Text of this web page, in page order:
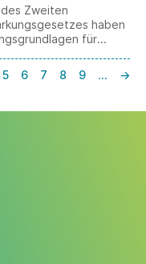
Zweiten
haben
für
Grund informieren
Übersicht der
5 6 7 8 9 … →